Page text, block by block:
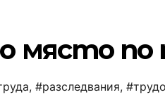
място по
, #разследвания,